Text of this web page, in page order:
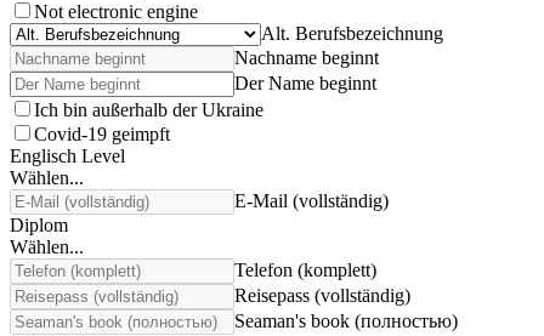
Not electronic engine
Alt. Berufsbezeichnung
Nachname beginnt
Der Name beginnt
Ich bin außerhalb der Ukraine
Covid-19 geimpft
Englisch Level
Wählen...
E-Mail (vollständig)
Diplom
Wählen...
Telefon (komplett)
Reisepass (vollständig)
Seaman's book (полностью)